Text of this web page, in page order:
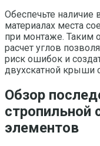
Обеспечьте наличие
материалах места
при монтаже. Таким
расчет углов
риск ошибок и
двухскатной крыши
Обзор
стропильной
элементов